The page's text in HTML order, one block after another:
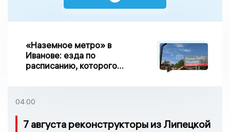
«Наземное метро» в
Иванове: езда по
расписанию, которого
04:00
7 августа реконструкторы из Липецкой